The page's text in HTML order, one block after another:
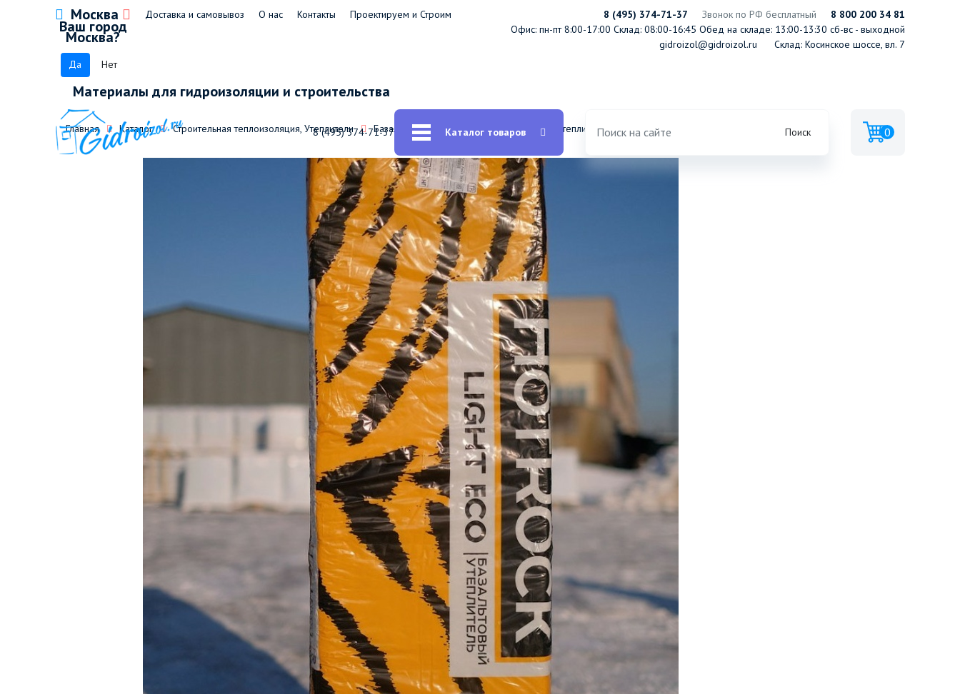
Москва
Ваш город
Москва?
Да Нет
Доставка и самовывоз О нас Контакты Проектируем и Строим
Материалы для гидроизоляции и строительства
8 (495) 374-71-37 Звонок по РФ бесплатный
8 800 200 34 81
Офис: пн-пт 8:00-17:00 Склад: 08:00-16:45 Обед на складе: 13:00-13:30 сб-вс - выходной
gidroizol@gidroizol.ru
Склад: Косинское шоссе, вл. 7
8 (495) 374-71-37 Каталог товаров Поиск 0
Главная Каталог Строительная теплоизоляция, Утеплители Базальтовая теплоизоляция: базальтовые утеплители / вата HotRock Hotrock (Хотрок) Лайт ЭКО